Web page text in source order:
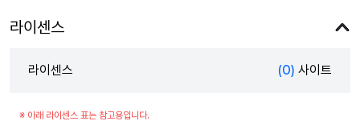
라이센스
라이센스 (0) 사이트
※ 아래 라이센스 표는 참고용입니다.